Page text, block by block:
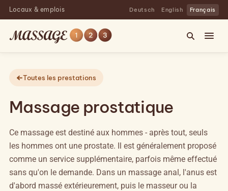
Locaux & emplois Deutsch English Français
Toutes les prestations
Massage prostatique
Ce massage est destiné aux hommes - après tout, seuls
les hommes ont une prostate. Il est généralement proposé
comme un service supplémentaire, parfois même effectué
sans qu'on le demande. Dans un massage anal, l'anus est
d'abord massé extérieurement, puis le masseur ou la